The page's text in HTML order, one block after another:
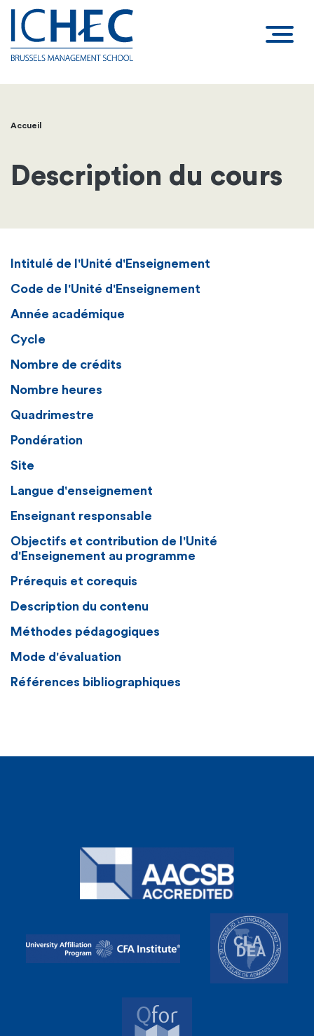
Fil
d'Ariane
Accueil
Description du cours
Intitulé de l'Unité d'Enseignement
Code de l'Unité d'Enseignement
Année académique
Cycle
Nombre de crédits
Nombre heures
Quadrimestre
Pondération
Site
Langue d'enseignement
Enseignant responsable
Objectifs et contribution de l'Unité
d'Enseignement au programme
Prérequis et corequis
Description du contenu
Méthodes pédagogiques
Mode d'évaluation
Références bibliographiques